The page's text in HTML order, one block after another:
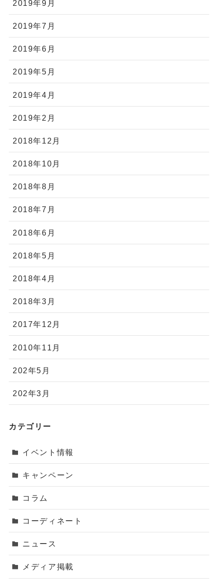
2019年9月
2019年7月
2019年6月
2019年5月
2019年4月
2019年2月
2018年12月
2018年10月
2018年8月
2018年7月
2018年6月
2018年5月
2018年4月
2018年3月
2017年12月
2010年11月
202年5月
202年3月
カテゴリー
イベント情報
キャンペーン
コラム
コーディネート
ニュース
メディア掲載